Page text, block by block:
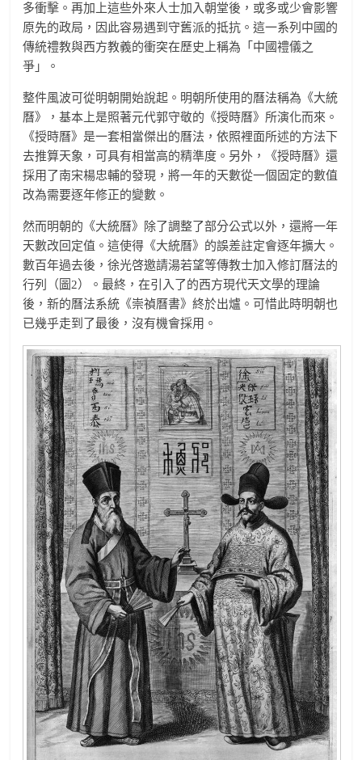
多衝擊。再加上這些外來人士加入朝堂後，或多或少會影響
原先的政局，因此容易遇到守舊派的抵抗。這一系列中國的
傳統禮教與西方教義的衝突在歷史上稱為「中國禮儀之
爭」。
整件風波可從明朝開始說起。明朝所使用的曆法稱為《大統
曆》，基本上是照著元代郭守敬的《授時曆》所演化而來。
《授時曆》是一套相當傑出的曆法，依照裡面所述的方法下
去推算天象，可具有相當高的精準度。另外，《授時曆》還
採用了南宋楊忠輔的發現，將一年的天數從一個固定的數值
改為需要逐年修正的變數。
然而明朝的《大統曆》除了調整了部分公式以外，還將一年
天數改回定值。這使得《大統曆》的誤差註定會逐年擴大。
數百年過去後，徐光啓邀請湯若望等傳教士加入修訂曆法的
行列（圖2）。最終，在引入了的西方現代天文學的理論
後，新的曆法系統《崇禎曆書》終於出爐。可惜此時明朝也
已幾乎走到了最後，沒有機會採用。